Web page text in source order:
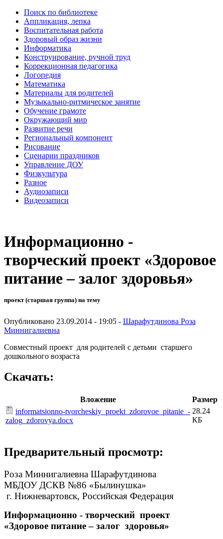
Поиск по библиотеке
Аппликация, лепка
Воспитательная работа
Здоровый образ жизни
Информатика
Конструирование, ручной труд
Коррекционная педагогика
Логопедия
Математика
Материалы для родителей
Музыкально-ритмическое занятие
Обучение грамоте
Окружающий мир
Развитие речи
Региональный компонент
Рисование
Сценарии праздников
Управление ДОУ
Физкультура
Разное
Аудиозаписи
Видеозаписи
Информационно -
творческий проект «Здоровое
питание – залог здоровья»
проект (старшая группа) на тему
Опубликовано 23.09.2014 - 19:05 - Шарафутдинова Роза
Миннигалиевна
Совместный проект для родителей с детьми старшего
дошкольного возраста
Скачать:
Вложение
Размер
informatsionno-tvorcheskiy_proekt_zdorovoe_pitanie_-
zalog_zdorovya.docx
28.24
КБ
Предварительный просмотр:
Роза Миннигалиевна Шарафутдинова
МБДОУ ДСКВ №86 «Былинушка»
г. Нижневартовск, Российская Федерация
Информационно - творческий проект
«Здоровое питание – залог здоровья»